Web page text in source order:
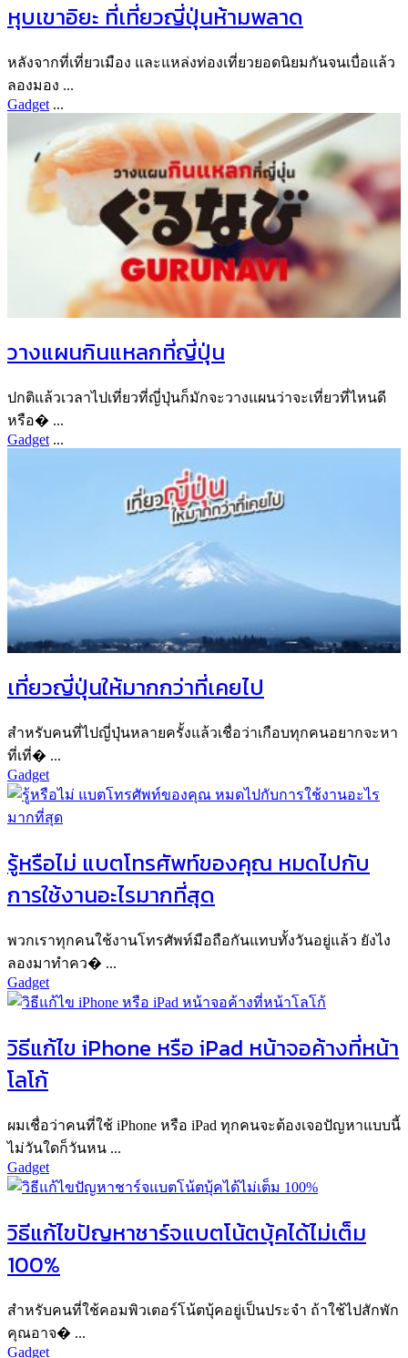
หุบเขาอิยะ ที่เที่ยวญี่ปุ่นห้ามพลาด
หลังจากที่เที่ยวเมือง และแหล่งท่องเที่ยวยอดนิยมกันจนเบื่อแล้ว
ลองมอง ...
Gadget ...
วางแผนกินแหลกที่ญี่ปุ่น
ปกติแล้วเวลาไปเที่ยวที่ญี่ปุ่นก็มักจะวางแผนว่าจะเที่ยวที่ไหนดี
หรือ� ...
Gadget ...
เที่ยวญี่ปุ่นให้มากกว่าที่เคยไป
สำหรับคนที่ไปญี่ปุ่นหลายครั้งแล้วเชื่อว่าเกือบทุกคนอยากจะหา
ที่เที่� ...
Gadget
รู้หรือไม่ แบตโทรศัพท์ของคุณ หมดไปกับ
การใช้งานอะไรมากที่สุด
พวกเราทุกคนใช้งานโทรศัพท์มือถือกันแทบทั้งวันอยู่แล้ว ยังไง
ลองมาทำคว� ...
Gadget
วิธีแก้ไข iPhone หรือ iPad หน้าจอค้างที่หน้า
โลโก้
ผมเชื่อว่าคนที่ใช้ iPhone หรือ iPad ทุกคนจะต้องเจอปัญหาแบบนี้
ไม่วันใดก็วันหน ...
Gadget
วิธีแก้ไขปัญหาชาร์จแบตโน้ตบุ้คได้ไม่เต็ม
100%
สำหรับคนที่ใช้คอมพิวเตอร์โน้ตบุ้คอยู่เป็นประจำ ถ้าใช้ไปสักพัก
คุณอาจ� ...
Gadget